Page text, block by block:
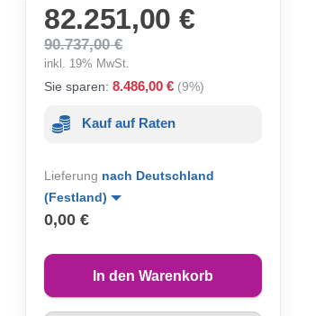
82.251,00 €
90.737,00 €
inkl. 19% MwSt.
Sie sparen: 8.486,00 € (9%)
Kauf auf Raten
Lieferung nach Deutschland
(Festland)
0,00 €
In den Warenkorb